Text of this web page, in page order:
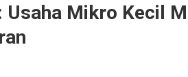
Usaha Mikro Kecil